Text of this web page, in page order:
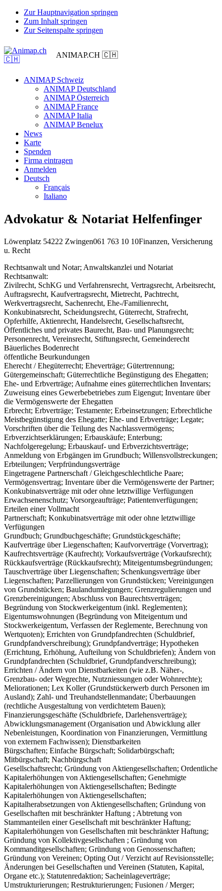
Zur Hauptnavigation springen
Zum Inhalt springen
Zur Seitenspalte springen
ANIMAP.CH 🇨🇭
ANIMAP Schweiz
ANIMAP Deutschland
ANIMAP Österreich
ANIMAP France
ANIMAP Italia
ANIMAP Benelux
News
Karte
Spenden
Firma eintragen
Anmelden
Deutsch
Français
Italiano
Advokatur & Notariat Helfenfinger
Löwenplatz 54222 Zwingen061 763 10 10Finanzen, Versicherung
u. Recht
Rechtsanwalt und Notar; Anwaltskanzlei und Notariat
Rechtsanwalt:
Zivilrecht, SchKG und Verfahrensrecht, Vertragsrecht, Arbeitsrecht,
Auftragsrecht, Kaufvertragsrecht, Mietrecht, Pachtrecht,
Werkvertragsrecht, Sachenrecht, Ehe-/Familienrecht,
Konkubinatsrecht, Scheidungsrecht, Güterrecht, Strafrecht,
Opferhilfe, Aktienrecht, Handelsrecht, Gesellschaftsrecht,
Öffentliches und privates Baurecht, Bau- und Planungsrecht;
Personenrecht, Vereinsrecht, Stiftungsrecht, Gemeinderecht
Bäuerliches Bodenrecht
öffentliche Beurkundungen
Eherecht / Ehegüterrecht; Eheverträge; Gütertrennung;
Gütergemeinschaft; Güterrechtliche Begünstigung des Ehegatten;
Ehe- und Erbverträge; Aufnahme eines güterrechtlichen Inventars;
Zuweisung eines Gewerbebetriebes zum Eigengut; Inventare über
die Vermögenswerte der Ehegatten
Erbrecht; Erbverträge; Testamente; Erbeinsetzungen; Erbrechtliche
Meistbegünstigung des Ehegatte; Ehe- und Erbverträge; Legate;
Vorschriften über die Teilung des Nachlassvermögens;
Erbverzichtserklärungen; Erbauskäufe; Enterbung;
Nachfolgeregelung; Erbauskauf- und Erbverzichtsverträge;
Anmeldung von Erbgängen im Grundbuch; Willensvollstreckungen;
Erbteilungen; Verpfründungsverträge
Eingetragene Partnerschaft / Gleichgeschlechtliche Paare;
Vermögensvertrag; Inventare über die Vermögenswerte der Partner;
Konkubinatsverträge mit oder ohne letztwillige Verfügungen
Erwachsenenschutz; Vorsorgeaufträge; Patientenverfügungen;
Erteilen einer Vollmacht
Partnerschaft; Konkubinatsverträge mit oder ohne letztwillige
Verfügungen
Grundbuch; Grundbuchgeschäfte; Grundstückgeschäfte;
Kaufverträge über Liegenschaften; Kaufvorverträge (Vorvertrag);
Kaufrechtsverträge (Kaufrecht); Vorkaufsverträge (Vorkaufsrecht);
Rückkaufsverträge (Rückkaufsrecht); Miteigentumsbegründungen;
Tauschverträge über Liegenschaften; Schenkungsverträge über
Liegenschaften; Parzellierungen von Grundstücken; Vereinigungen
von Grundstücken; Baulandumlegungen; Grenzregulierungen und
Grenzbereinigungen; Abschluss von Baurechtsverträgen;
Begründung von Stockwerkeigentum (inkl. Reglementen);
Eigentumswohnungen (Begründung von Miteigentum und
Stockwerkeigentum, Verfassen der Reglemente, Berechnung von
Wertquoten); Errichten von Grundpfandrechten (Schuldbrief,
Grundpfandverschreibung); Grundpfandverträge; Hypotheken
(Errichtung, Erhöhung, Aufteilung von Schuldbriefen); Ändern von
Grundpfandrechten (Schuldbrief, Grundpfandverschreibung);
Errichten / Ändern von Dienstbarkeiten (wie z.B. Näher-,
Grenzbau- oder Wegrechte, Nutzniessungen oder Wohnrechte);
Meliorationen; Lex Koller (Grundstückerwerb durch Personen im
Ausland); Zahl- und Treuhandstellenmandate; Überbauungen
(rechtliche Ausgestaltung von verdichtetem Bauen);
Finanzierungsgeschäfte (Schuldbriefe, Darlehensverträge);
Abwicklungsmanagement (Organisation und Abwicklung aller
Nebenleistungen, Koordination von Finanzierungen, Vermittlung
von externem Fachwissen); Dienstbarkeiten
Bürgschaften; Einfache Bürgschaft; Solidarbürgschaft;
Mitbürgschaft; Nachbürgschaft
Gesellschaftsrecht; Gründung von Aktiengesellschaften; Ordentliche
Kapitalerhöhungen von Aktiengesellschaften; Genehmigte
Kapitalerhöhungen von Aktiengesellschaften; Bedingte
Kapitalerhöhungen von Aktiengesellschaften;
Kapitalherabsetzungen von Aktiengesellschaften; Gründung von
Gesellschaften mit beschränkter Haftung ; Abtretung von
Stammanteilen einer Gesellschaft mit beschränkter Haftung;
Kapitalerhöhungen von Gesellschaften mit beschränkter Haftung;
Gründung von Kollektivgesellschaften ; Gründung von
Kommanditgesellschaften; Gründung von Genossenschaften;
Gründung von Vereinen; Opting Out / Verzicht auf Revisionsstelle;
Änderungen bei Gesellschaften und Vereinen (Statuten, Kapital,
Organe etc.); Statutenredaktion; Sacheinlageverträge;
Umstrukturierungen; Restrukturierungen; Fusionen / Merger;